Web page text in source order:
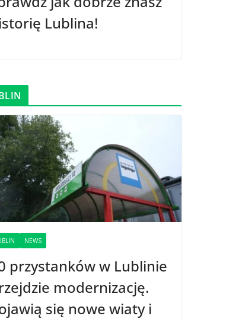
Lublina!
NEWS
przystanków w Lublinie
modernizację.
się nowe wiaty i